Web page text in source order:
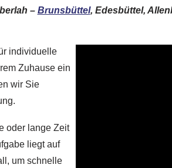
– Brunsbüttel, Edesbüttel,
individuelle
Zuhause ein
wir Sie
oder lange Zeit
liegt auf
um schnelle